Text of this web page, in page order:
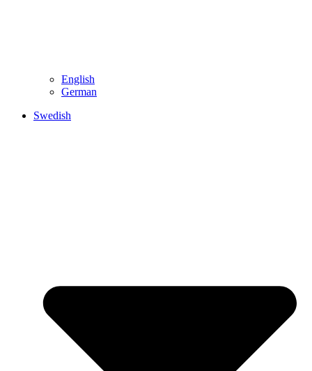
English
German
Swedish